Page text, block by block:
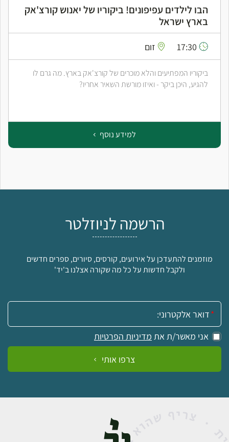
הבו לילדים עפיפונים! ביקוריו של יאנוש קורצ'אק
בארץ ישראל
זום
ביקוריו המפתיעים והלא מוכרים של קורצ'אק בארץ. מה גרם לו
להגיע, היכן ביקר - ואיזו מורשת השאיר אחריו?
למידע נוסף
הרשמה לניוזלטר
מוזמנים להתעדכן על אירועים, קורסים, סיורים, ספרים חדשים
ולקבל חדשות על כל מה שקורה אצלנו ב'יד'
אימייל:
אני מאשר/ת את מדיניות הפרטיות
צרפו אותי